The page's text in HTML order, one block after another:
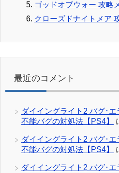
ゴッドオブウォー 攻略
クローズドナイトメア
最近のコメント
ダイイングライト2 バグ･
不能バグの対処法【PS4】
ダイイングライト2 バグ･
不能バグの対処法【PS4】
ダイイングライト2 バグ･